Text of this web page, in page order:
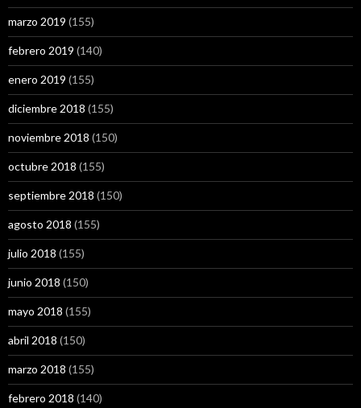
marzo 2019 (155)
febrero 2019 (140)
enero 2019 (155)
diciembre 2018 (155)
noviembre 2018 (150)
octubre 2018 (155)
septiembre 2018 (150)
agosto 2018 (155)
julio 2018 (155)
junio 2018 (150)
mayo 2018 (155)
abril 2018 (150)
marzo 2018 (155)
febrero 2018 (140)